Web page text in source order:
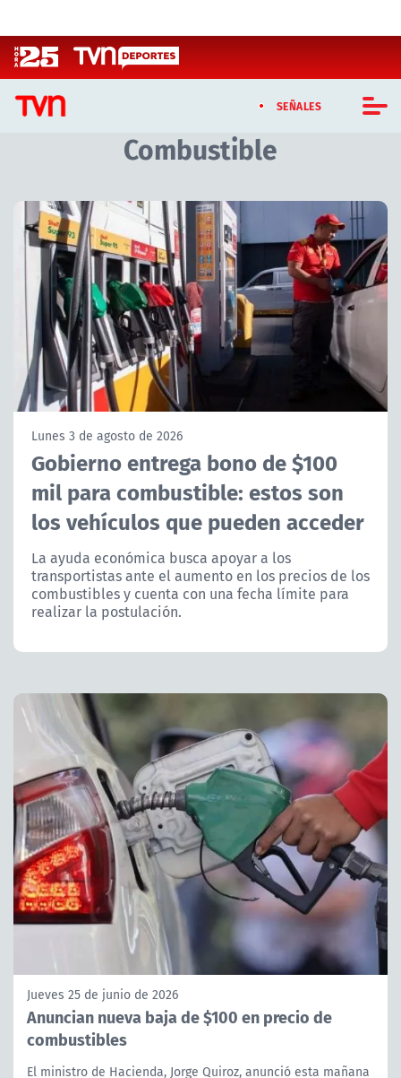
SEÑALES
CASTING MASTERCHEF CHILE
CASTING TVN VERTICAL
TVN VERTICAL
TVN PLAY
PROGRAMAS
TELESERIES
ACTUALIDAD Y TENDENCIAS
CORPORATIVO Y TRANSPARENCIA
CANAL DE DENUNCIAS
ÁREA DE PROYECTOS
Combustible
Artículos relacionados con Combustible
Lunes 3 de agosto de 2026
Gobierno entrega bono de $100
mil para combustible: estos son
los vehículos que pueden acceder
La ayuda económica busca apoyar a los
transportistas ante el aumento en los precios de los
combustibles y cuenta con una fecha límite para
realizar la postulación.
Jueves 25 de junio de 2026
Anuncian nueva baja de $100 en precio de
combustibles
El ministro de Hacienda, Jorge Quiroz, anunció esta mañana